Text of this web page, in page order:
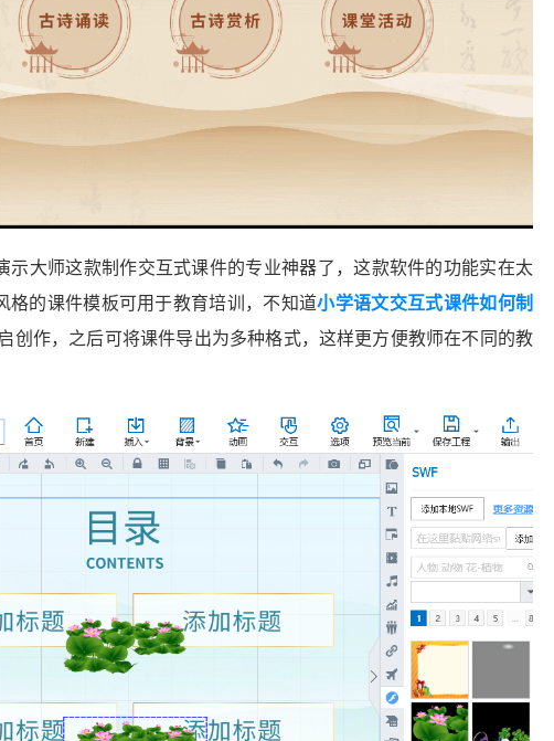
示大师这款制作交互式课件的专业神器了，这款软件的功能实在太
格的课件模板可用于教育培训，不知道小学语文交互式课件如何制
创作，之后可将课件导出为多种格式，这样更方便教师在不同的教